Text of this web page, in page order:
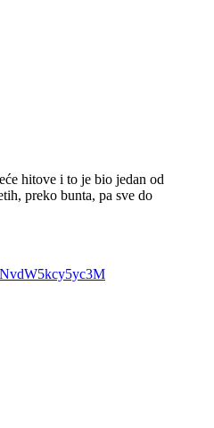
hitove i to je bio jedan od
preko bunta, pa sve do